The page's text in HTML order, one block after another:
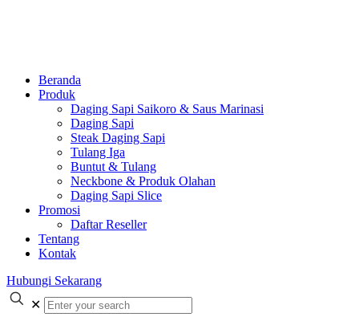
Beranda
Produk
Daging Sapi Saikoro & Saus Marinasi
Daging Sapi
Steak Daging Sapi
Tulang Iga
Buntut & Tulang
Neckbone & Produk Olahan
Daging Sapi Slice
Promosi
Daftar Reseller
Tentang
Kontak
Hubungi Sekarang
✕